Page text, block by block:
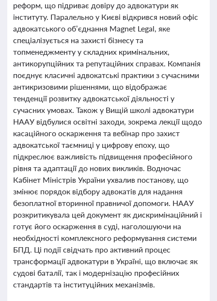
реформ, що підриває довіру до адвокатури як
інституту. Паралельно у Києві відкрився новий офіс
адвокатського об’єднання Magnet Legal, яке
спеціалізується на захисті бізнесу та
топменеджменту у складних кримінальних,
антикорупційних та репутаційних справах. Компанія
поєднує класичні адвокатські практики з сучасними
антикризовими рішеннями, що відображає
тенденції розвитку адвокатської діяльності у
сучасних умовах. Також у Вищій школі адвокатури
НААУ відбулися освітні заходи, зокрема лекції щодо
касаційного оскарження та вебінар про захист
адвокатської таємниці у цифрову епоху, що
підкреслює важливість підвищення професійного
рівня та адаптації до нових викликів. Водночас
Кабінет Міністрів України ухвалив постанову, що
змінює порядок відбору адвокатів для надання
безоплатної вторинної правничої допомоги. НААУ
розкритикувала цей документ як дискримінаційний і
готує його оскарження в суді, наголошуючи на
необхідності комплексного реформування системи
БПД. Ці події свідчать про активний процес
трансформації адвокатури в Україні, що включає як
судові баталії, так і модернізацію професійних
стандартів та інституційних механізмів.